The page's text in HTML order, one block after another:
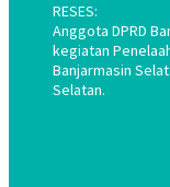
RESES:
Anggota DPRD
kegiatan
Banjarmasin
Selatan.